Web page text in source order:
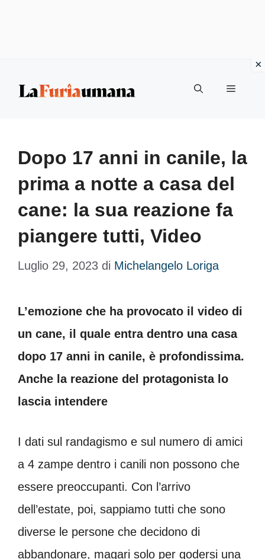
Menu
Dopo 17 anni in canile, la
prima a notte a casa del
cane: la sua reazione fa
piangere tutti, Video
Luglio 29, 2023 di Michelangelo Loriga
L’emozione che ha provocato il video di
un cane, il quale entra dentro una casa
dopo 17 anni in canile, è profondissima.
Anche la reazione del protagonista lo
lascia intendere
I dati sul randagismo e sul numero di amici
a 4 zampe dentro i canili non possono che
essere preoccupanti. Con l’arrivo
dell’estate, poi, sappiamo tutti che sono
diverse le persone che decidono di
abbandonare, magari solo per godersi una